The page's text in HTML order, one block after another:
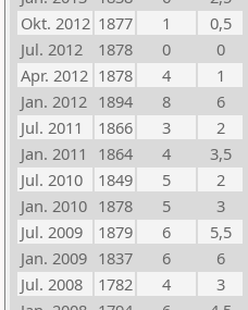
Okt. 2012 1877 1
0,5
Jul. 2012
1878 0
0
Apr. 2012 1878 4
1
Jan. 2012 1894 8
6
Jul. 2011
1866 3
2
Jan. 2011
1864 4
3,5
Jul. 2010
1849 5
2
Jan. 2010 1878 5
3
Jul. 2009
1879 6
5,5
Jan. 2009 1837 6
6
Jul. 2008
1782 4
3